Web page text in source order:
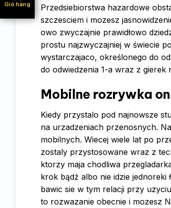
Przedsiebiorstwa hazardowe
szczesciem i mozesz
owo zwyczajnie prawidłowo
prostu najzwyczajniej w świecie
wystarczajaco, określonego do
do odwiedzenia 1-a wraz z gierek
Mobilne rozrywka
Kiedy przystalo pod najnowsze
na urzadzeniach przenosnych.
mobilnych. Wiecej wiele lat po
zostaly przystosowane wraz z
ktorzy maja chodliwa
krok bądź albo nie idzie
bawic sie w tym relacji przy
to rozwazanie obecnie i mozesz
Giỏ hàng